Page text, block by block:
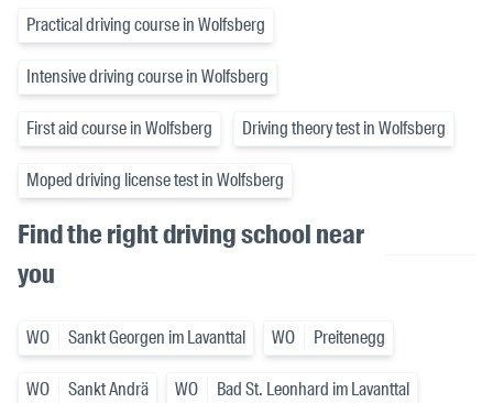
Practical driving course in Wolfsberg
Intensive driving course in Wolfsberg
First aid course in Wolfsberg Driving theory test in Wolfsberg
Moped driving license test in Wolfsberg
Find the right driving school near
you
WO Sankt Georgen im Lavanttal WO Preitenegg
WO Sankt Andrä WO Bad St. Leonhard im Lavanttal